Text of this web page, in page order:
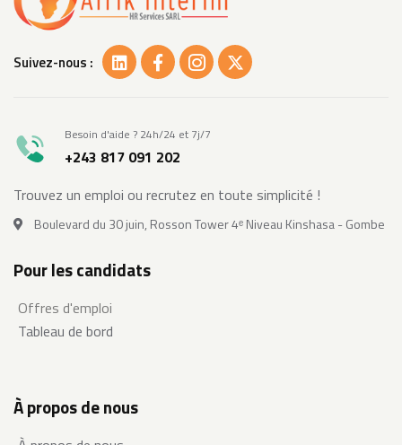
Suivez-nous :
Besoin d'aide ? 24h/24 et 7j/7
+243 817 091 202
Trouvez un emploi ou recrutez en toute simplicité !
Boulevard du 30 juin, Rosson Tower 4ᵉ Niveau Kinshasa - Gombe
Pour les candidats
Offres d'emploi
Tableau de bord
À propos de nous